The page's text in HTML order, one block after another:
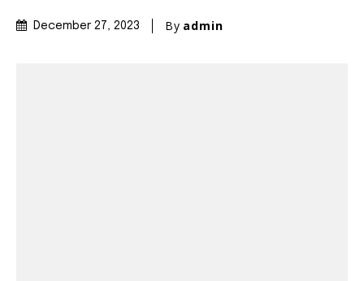
December 27, 2023 By admin